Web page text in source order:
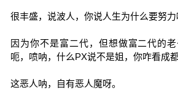
很丰盛，说波人，你说人生为什么要努力
因为你不是富二代，但想做富二代的老
呃，喷呐，什么PX说不是姐，你咋看成
这恶人呐，自有恶人魔呀。